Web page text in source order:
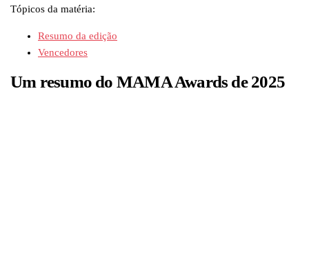
Tópicos da matéria:
Resumo da edição
Vencedores
Um resumo do MAMA Awards de 2025